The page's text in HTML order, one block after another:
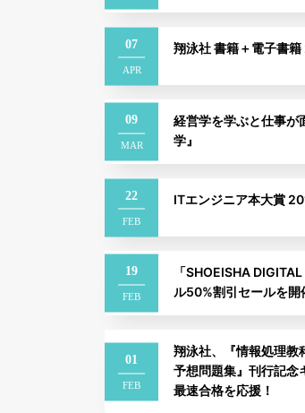
07
APR
翔泳社 書籍＋電子書
09
MAR
経営学を学ぶと仕事が
学』
22
FEB
ITエンジニア本大賞
19
FEB
「SHOEISHA
ル50%割引セールを開
01
FEB
翔泳社、『情報処理教
予想問題集』刊行記念
最速合格を応援！